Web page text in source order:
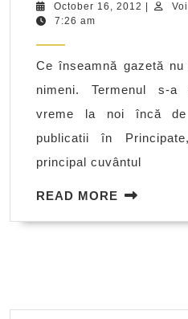
October 16, 2012 October
7:26 am
Ce înseamnă gazetă
nimeni. Termenul s-
vreme la noi încă
publicatii în
principal cuvântul
READ MORE READ